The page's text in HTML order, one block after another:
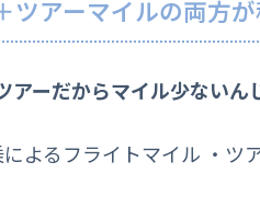
ツアーマイルの両方
アーだからマイル少ないん
よるフライトマイル ・ツ